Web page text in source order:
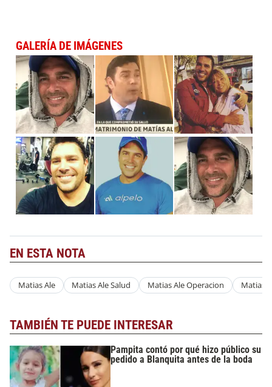
GALERÍA DE IMÁGENES
EN ESTA NOTA
Matias Ale Matias Ale Salud Matias Ale Operacion Matias
TAMBIÉN TE PUEDE INTERESAR
Pampita contó por qué hizo público su
pedido a Blanquita antes de la boda